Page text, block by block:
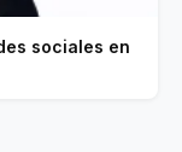
sociales en